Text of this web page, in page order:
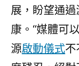
展，盼望通
康。“媒體可
源啟動儀式不